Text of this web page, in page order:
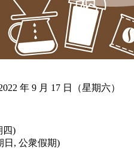
年 9 月 17 日（星期六）
四)
日, 公衆假期)